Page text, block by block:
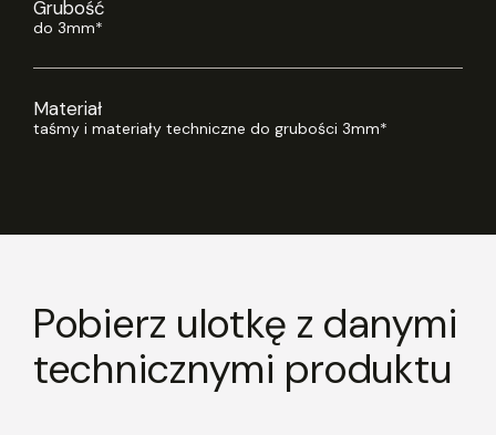
Grubość
do 3mm*
Materiał
taśmy i materiały techniczne do grubości 3mm*
Pobierz ulotkę z danymi
technicznymi produktu